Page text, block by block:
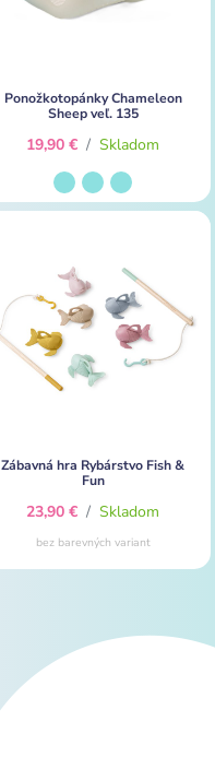
Ponožkotopánky Chameleon
Sheep veľ. 135
19,90 € / Skladom
Zábavná hra Rybárstvo Fish &
Fun
23,90 € / Skladom
bez barevných variant